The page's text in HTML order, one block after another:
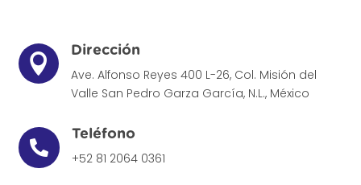

Dirección
Ave. Alfonso Reyes 400 L-26, Col. Misión del
Valle San Pedro Garza García, N.L., México

Teléfono
+52 81 2064 0361